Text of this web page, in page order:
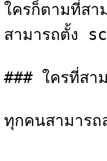
ใครก็ตามที่ส
สามารถตั้ง
### ใครที่สา